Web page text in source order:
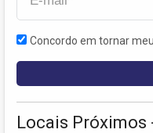
Concordo em tornar
Locais Próximos